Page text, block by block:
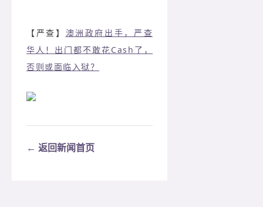
【严查】 澳洲政府出手，严查
华人！出门都不敢花Cash了，
否则或面临入狱？
← 返回新闻首页